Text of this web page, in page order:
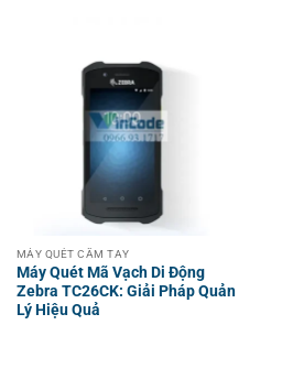
MÁY QUÉT CẦM TAY
Máy Quét Mã Vạch Di Động
Zebra TC26CK: Giải Pháp Quản
Lý Hiệu Quả